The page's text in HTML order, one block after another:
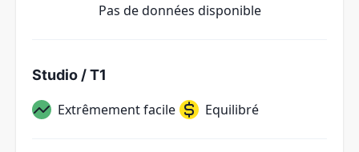
Pas de données disponible
Studio / T1
Extrêmement facile Equilibré